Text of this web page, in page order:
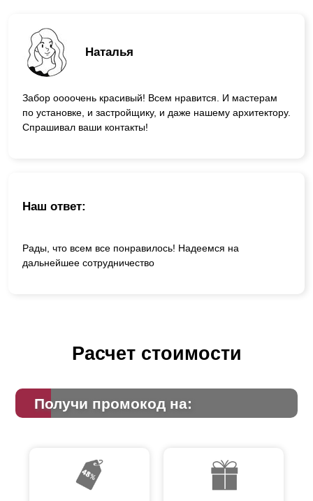
Наталья
Забор оооочень красивый! Всем нравится. И мастерам
по установке, и застройщику, и даже нашему архитектору.
Спрашивал ваши контакты!
Наш ответ:
Рады, что всем все понравилось! Надеемся на
дальнейшее сотрудничество
Расчет стоимости
Получи промокод на: